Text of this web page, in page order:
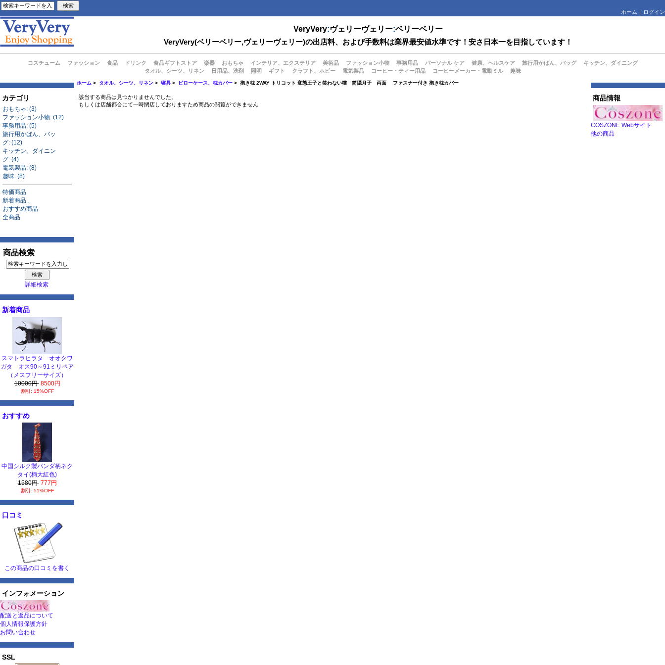
ホーム | ログイン
VeryVery:ヴェリーヴェリー:ベリーベリー
VeryVery(ベリーベリー,ヴェリーヴェリー)の出店料、および手数料は業界最安値水準です！安さ日本一を目指しています！
コスチューム ファッション 食品 ドリンク 食品ギフトストア 楽器 おもちゃ インテリア、エクステリア 美術品 ファッション小物 事務用品 パーソナル ケア 健康、ヘルスケア 旅行用かばん、バッグ
キッチン、ダイニング
タオル、シーツ、リネン
日用品、洗剤 照明 ギフト クラフト、ホビー 電気製品 コーヒー・ティー用品 コーヒーメーカー・電動ミル 趣味
カテゴリ
おもちゃ: (3)
ファッション小物: (12)
事務用品: (5)
旅行用かばん、バッ
グ: (12)
キッチン、ダイニン
グ: (4)
電気製品: (8)
趣味: (8)
特価商品
新着商品...
おすすめ商品
全商品
商品検索
詳細検索
新着商品
スマトラヒラタ オオクワ
ガタ オス90～91ミリペア
（メスフリーサイズ）
10000円 8500円
割引: 15%OFF
おすすめ
中国シルク製パンダ柄ネク
タイ(柄大紅色)
1580円 777円
割引: 51%OFF
口コミ
この商品の口コミを書く
インフォメーション
配送と返品について
個人情報保護方針
お問い合わせ
SSL
ホーム > タオル、シーツ、リネン >寝具 > ピローケース、枕カバー > 抱き枕 2WAY トリコット 変態王子と笑わない猫 筒隠月子 両面 ファスナー付き 抱き枕カバー
該当する商品は見つかりませんでした。
もしくは店舗都合にて一時閉店しておりますため商品の閲覧ができません
商品情報
COSZONE Webサイト
他の商品